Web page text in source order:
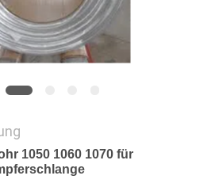
1050 1060 1070 für